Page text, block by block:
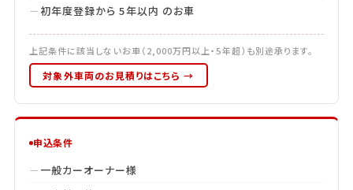
初年度登録から 5年以内 のお車
上記条件に該当しないお車（2,000万円以上・5年超）も別途承ります。
対象外車両のお見積りはこちら →
申込条件
一般カーオーナー様